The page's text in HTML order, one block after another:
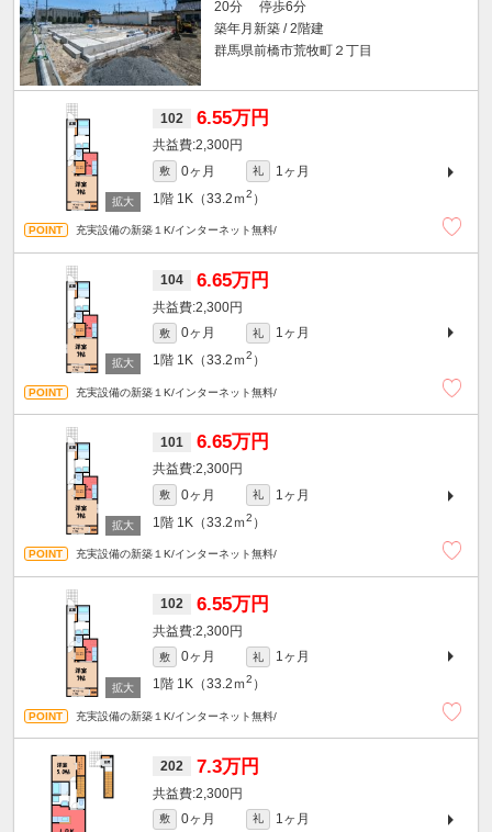
20分 停歩6分
築年月新築 / 2階建
群馬県前橋市荒牧町２丁目
102 6.55万円
2,300円
敷 0ヶ月 礼
1ヶ月
1階 1K（33.2ｍ2 ）
充実設備の新築１K/インターネット無料/
104 6.65万円
2,300円
敷 0ヶ月 礼
1ヶ月
1階 1K（33.2ｍ2 ）
充実設備の新築１K/インターネット無料/
101 6.65万円
2,300円
敷 0ヶ月 礼
1ヶ月
1階 1K（33.2ｍ2 ）
充実設備の新築１K/インターネット無料/
102 6.55万円
2,300円
敷 0ヶ月 礼
1ヶ月
1階 1K（33.2ｍ2 ）
充実設備の新築１K/インターネット無料/
202 7.3万円
2,300円
敷 0ヶ月 礼
1ヶ月